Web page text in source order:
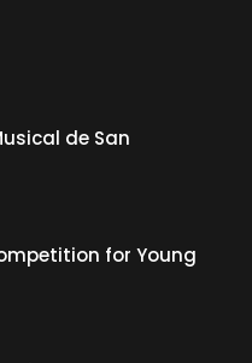
de San
for Young